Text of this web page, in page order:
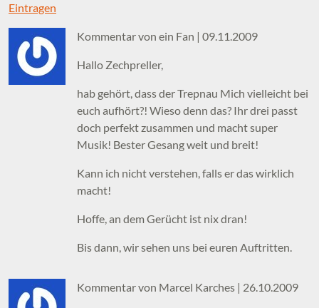
Eintragen
Kommentar von ein Fan | 09.11.2009
Hallo Zechpreller,
hab gehört, dass der Trepnau Mich vielleicht bei
euch aufhört?! Wieso denn das? Ihr drei passt
doch perfekt zusammen und macht super
Musik! Bester Gesang weit und breit!
Kann ich nicht verstehen, falls er das wirklich
macht!
Hoffe, an dem Gerücht ist nix dran!
Bis dann, wir sehen uns bei euren Auftritten.
Kommentar von Marcel Karches | 26.10.2009